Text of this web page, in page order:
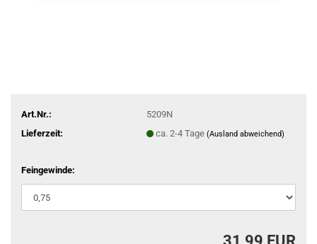
Art.Nr.:
5209N
Lieferzeit:
ca. 2-4 Tage (Ausland abweichend)
Feingewinde: